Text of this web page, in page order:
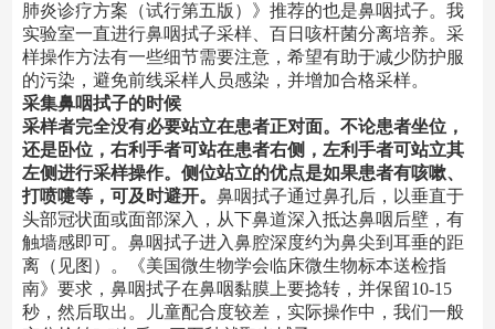
肺炎诊疗方案（试行第五版）》推荐的也是鼻咽拭子。我
实验室一直进行鼻咽拭子采样、百日咳杆菌分离培养。采
样操作方法有一些细节需要注意，希望有助于减少防护服
的污染，避免前线采样人员感染，并增加合格采样。
采集鼻咽拭子的时候
采样者完全没有必要站立在患者正对面。不论患者坐位，
还是卧位，右利手者可站在患者右侧，左利手者可站立其
左侧进行采样操作。侧位站立的优点是如果患者有咳嗽、
打喷嚏等，可及时避开。 鼻咽拭子通过鼻孔后，以垂直于
头部冠状面或面部深入，从下鼻道深入抵达鼻咽后壁，有
触墙感即可。鼻咽拭子进入鼻腔深度约为鼻尖到耳垂的距
离（见图）。《美国微生物学会临床微生物标本送检指
南》要求，鼻咽拭子在鼻咽黏膜上要捻转，并保留10-15
秒，然后取出。儿童配合度较差，实际操作中，我们一般